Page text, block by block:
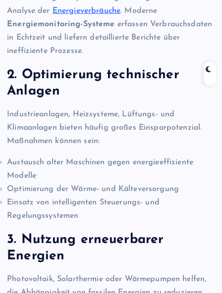
Analyse der Energieverbräuche. Moderne
Energiemonitoring-Systeme erfassen Verbrauchsdaten
in Echtzeit und liefern detaillierte Berichte über
ineffiziente Prozesse.
2. Optimierung technischer
Anlagen
Industrieanlagen, Heizsysteme, Lüftungs- und
Klimaanlagen bieten häufig großes Einsparpotenzial.
Maßnahmen können sein:
Austausch alter Maschinen gegen energieeffiziente
Modelle
Optimierung der Wärme- und Kälteversorgung
Einsatz von intelligenten Steuerungs- und
Regelungssystemen
3. Nutzung erneuerbarer
Energien
Photovoltaik, Solarthermie oder Wärmepumpen helfen,